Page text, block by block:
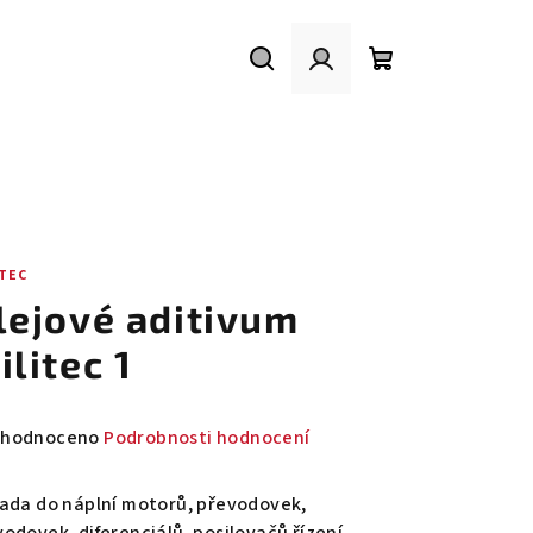
aditivum
1
Podrobnosti hodnocení
do náplní motorů, převodovek,